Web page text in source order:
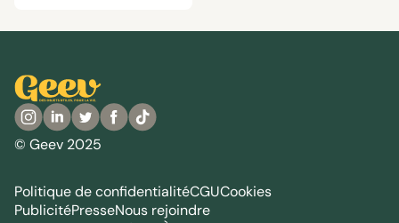
© Geev 2025
Politique de confidentialitéCGUCookies
PublicitéPresseNous rejoindre